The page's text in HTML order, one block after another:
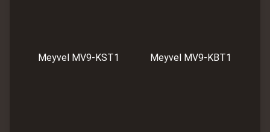
Meyvel MV9-KST1 Meyvel MV9-KBT1